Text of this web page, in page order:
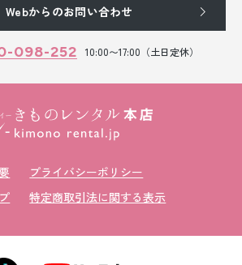
Webからのお問い合わせ
098-252 10:00〜17:00（土日定休）
プライバシーポリシー
特定商取引法に関する表示